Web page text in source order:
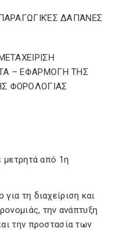
μετρητά από 1η
τη διαχείριση και
την ανάπτυξη
την προστασία των
ΔΑΠΆΝΕΣ
– ΕΦΑΡΜΟΓΗ ΤΗΣ
ΦΟΡΟΛΟΓΙΑΣ